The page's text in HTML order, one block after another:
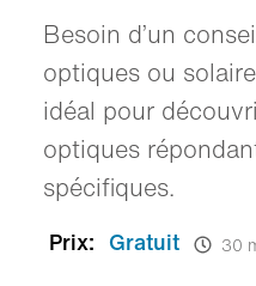
Besoin d’un
optiques ou
idéal pour
optiques
spécifiques.
Prix: Gratuit 30